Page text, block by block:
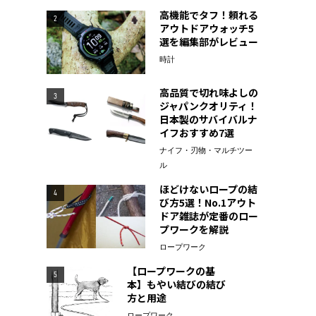
2
高機能でタフ！頼れる
アウトドアウォッチ5
選を編集部がレビュー
時計
3
高品質で切れ味よしの
ジャパンクオリティ！
日本製のサバイバルナ
イフおすすめ7選
ナイフ・刃物・マルチツー
ル
4
ほどけないロープの結
び方5選！No.1アウト
ドア雑誌が定番のロー
プワークを解説
ロープワーク
5
【ロープワークの基
本】もやい結びの結び
方と用途